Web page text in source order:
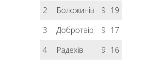
2
Боложинів 9 19
3
Добротвір 9 17
4
Радехів 9 16